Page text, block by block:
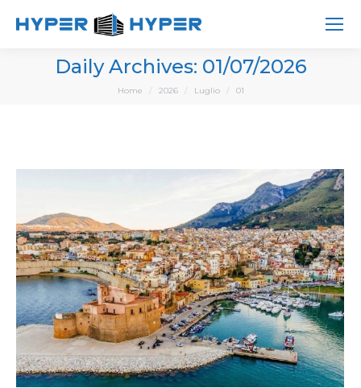
Daily Archives: 01/07/2026
You are here:
Home 2026 Luglio 01